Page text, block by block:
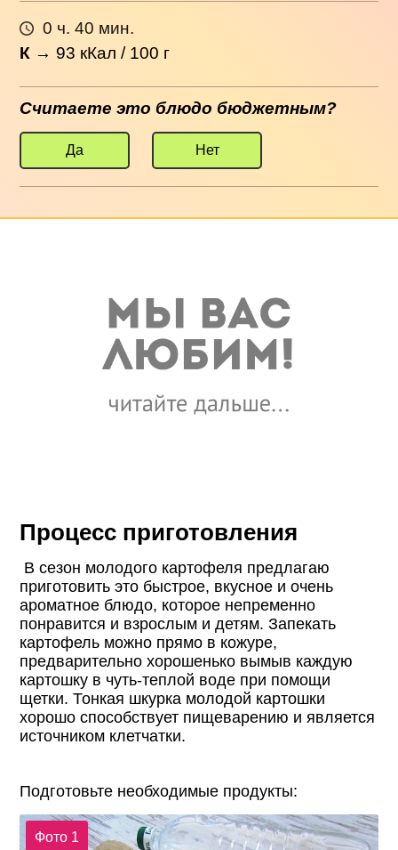
0 ч. 40 мин.
К → 93 кКал / 100 г
Считаете это блюдо бюджетным?
Да Нет
Процесс приготовления
В сезон молодого картофеля предлагаю
приготовить это быстрое, вкусное и очень
ароматное блюдо, которое непременно
понравится и взрослым и детям. Запекать
картофель можно прямо в кожуре,
предварительно хорошенько вымыв каждую
картошку в чуть-теплой воде при помощи
щетки. Тонкая шкурка молодой картошки
хорошо способствует пищеварению и является
источником клетчатки.
Подготовьте необходимые продукты:
Фото 1